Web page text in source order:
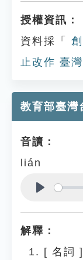
授權資訊：
資料採「
止改作 臺
教育部臺灣
音讀：
lián
解釋：
[ 名詞 ]